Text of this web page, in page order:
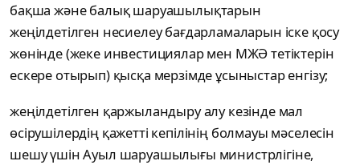
бақша және балық шаруашылықтарын
жеңілдетілген несиелеу бағдарламаларын іске қосу
жөнінде (жеке инвестициялар мен МЖӘ тетіктерін
ескере отырып) қысқа мерзімде ұсыныстар енгізу;
жеңілдетілген қаржыландыру алу кезінде мал
өсірушілердің қажетті кепілінің болмауы мәселесін
шешу үшін Ауыл шаруашылығы министрлігіне,